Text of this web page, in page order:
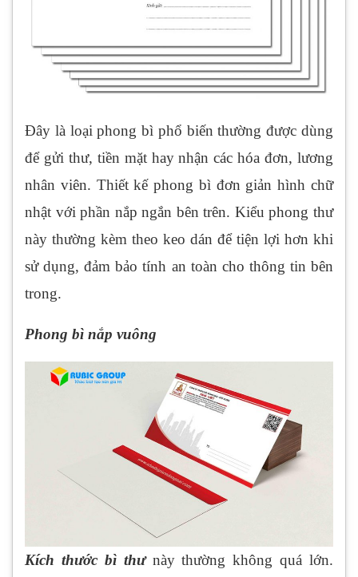
Đây là loại phong bì phổ biến thường được dùng
để gửi thư, tiền mặt hay nhận các hóa đơn, lương
nhân viên. Thiết kế phong bì đơn giản hình chữ
nhật với phần nắp ngắn bên trên. Kiểu phong thư
này thường kèm theo keo dán để tiện lợi hơn khi
sử dụng, đảm bảo tính an toàn cho thông tin bên
trong.
Phong bì nắp vuông
Kích thước bì thư này thường không quá lớn.